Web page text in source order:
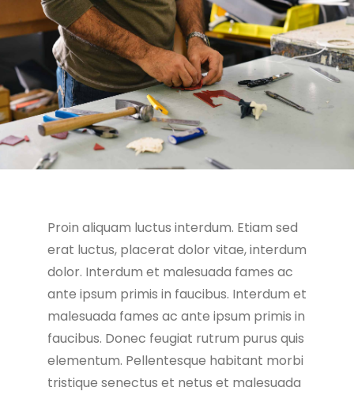
Proin aliquam luctus interdum. Etiam sed
erat luctus, placerat dolor vitae, interdum
dolor. Interdum et malesuada fames ac
ante ipsum primis in faucibus. Interdum et
malesuada fames ac ante ipsum primis in
faucibus. Donec feugiat rutrum purus quis
elementum. Pellentesque habitant morbi
tristique senectus et netus et malesuada